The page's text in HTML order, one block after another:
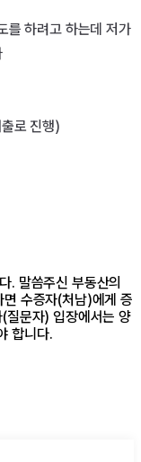
를 하려고 하는데 저가
로 진행)
. 말씀주신 부동산의
수증자(처남)에게 증
질문자) 입장에서는 양
합니다.